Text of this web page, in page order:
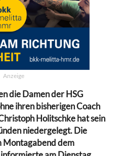
Anzeige
die Damen der HSG
ihren bisherigen Coach
Holitschke hat sein
niedergelegt. Die
Montagabend dem